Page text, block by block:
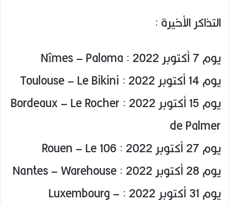
التذاكر الأخيرة :
يوم 7 أكتوبر 2022 : Nîmes – Paloma
يوم 14 أكتوبر 2022 : Toulouse – Le Bikini
يوم 15 أكتوبر 2022 : Bordeaux – Le Rocher
de Palmer
يوم 27 أكتوبر 2022 : Rouen – Le 106
يوم 28 أكتوبر 2022 : Nantes – Warehouse
يوم 31 أكتوبر 2022 : Luxembourg –